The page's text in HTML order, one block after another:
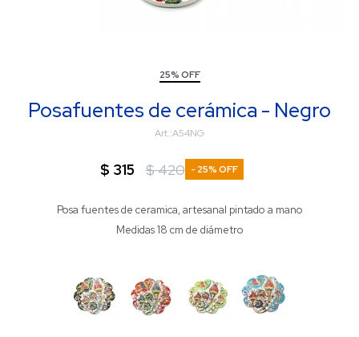
25% OFF
Posafuentes de cerámica - Negro
A54NG
$ 315 $420 25
Posa fuentes de ceramica, artesanal pintado a mano
Medidas 18 cm de diámetro